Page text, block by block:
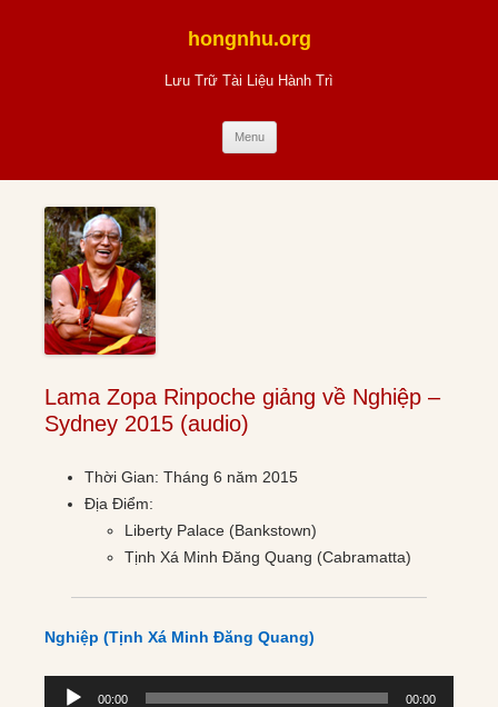
hongnhu.org
Lưu Trữ Tài Liệu Hành Trì
Menu
Lama Zopa Rinpoche giảng về Nghiệp –
Sydney 2015 (audio)
Thời Gian: Tháng 6 năm 2015
Địa Điểm:
Liberty Palace (Bankstown)
Tịnh Xá Minh Đăng Quang (Cabramatta)
Nghiệp (Tịnh Xá Minh Đăng Quang)
Audio
00:00 00:00